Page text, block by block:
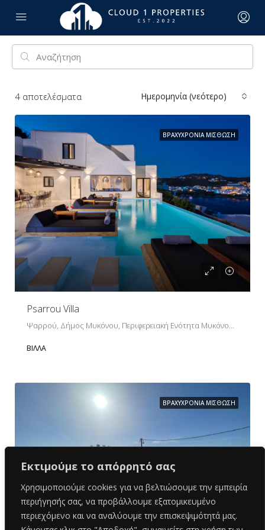
Εκτιμούμε το απόρρητό σας
Χρησιμοποιούμε cookies για να βελτιώσουμε την εμπειρία
περιήγησής σας, να προβάλλουμε εξατομικευμένο
περιεχόμενο και να αναλύουμε την επισκεψιμότητά μας.
4 αποτελέσματα Ημερομηνία (νεότερο)
ΒΡΑΧΥΧΡΌΝΙΑ ΜΊΣΘΩΣΗ
Psarrou Villa
ΒΊΛΛΑ
ΒΡΑΧΥΧΡΌΝΙΑ ΜΊΣΘΩΣΗ